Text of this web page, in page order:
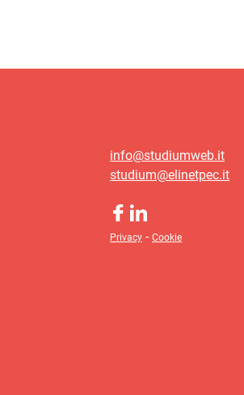
info@studiumweb.it
studium@elinetpec.it
Privacy - Cookie